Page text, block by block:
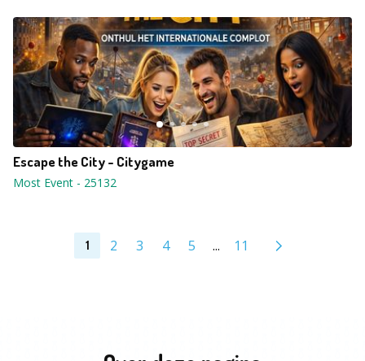
Escape the City - Citygame
Most Event - 25132
1 2 3 4 5 ... 11